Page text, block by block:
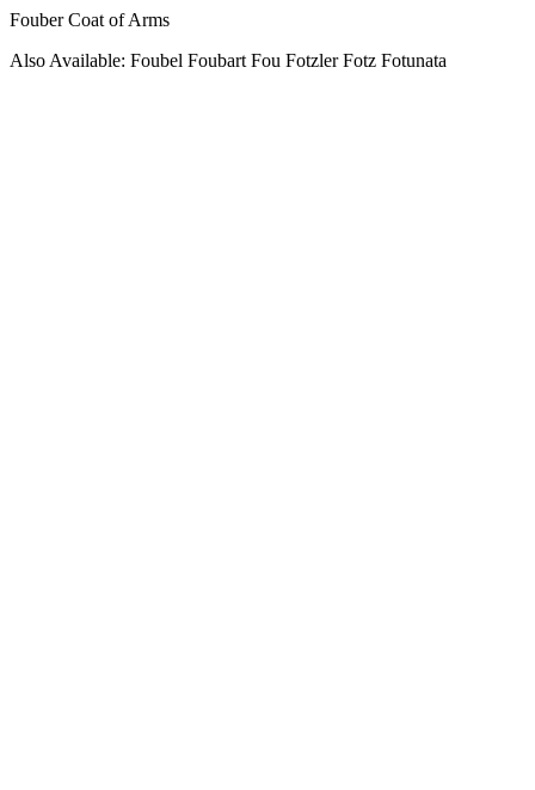
Fouber Coat of Arms
Also Available: Foubel Foubart Fou Fotzler Fotz Fotunata